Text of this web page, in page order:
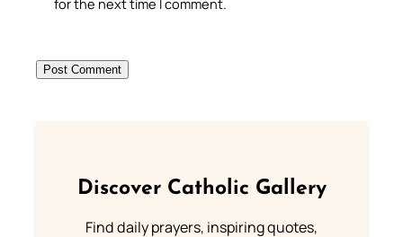
for the next time I comment.
Discover Catholic Gallery
Find daily prayers, inspiring quotes,